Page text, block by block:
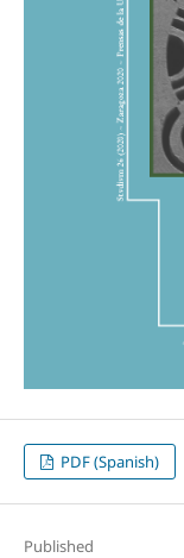
PDF (Spanish)
Published